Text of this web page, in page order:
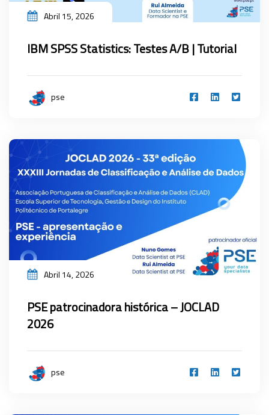
Abril 15, 2026
IBM SPSS Statistics: Testes A/B | Tutorial
pse
Abril 14, 2026
PSE patrocinadora histórica – JOCLAD
2026
pse